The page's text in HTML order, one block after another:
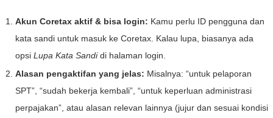
Akun Coretax aktif & bisa login: Kamu perlu ID pengguna dan
kata sandi untuk masuk ke Coretax. Kalau lupa, biasanya ada
opsi Lupa Kata Sandidi halaman login.
Alasan pengaktifan yang jelas: Misalnya: “untuk pelaporan
SPT”, “sudah bekerja kembali”, “untuk keperluan administrasi
perpajakan”, atau alasan relevan lainnya (jujur dan sesuai kondisi